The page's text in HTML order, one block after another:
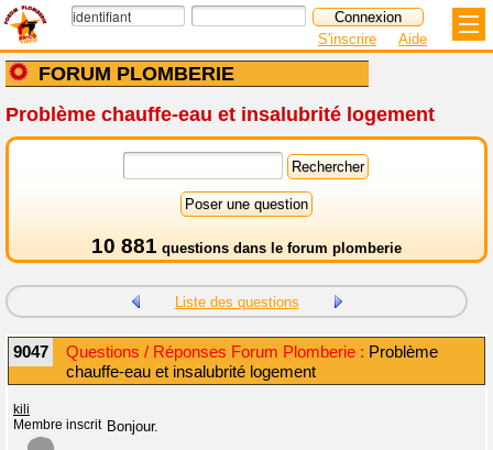
FORUM PLOMBERIE
S'inscrire Aide
Problème chauffe-eau et insalubrité logement
10 881 questions dans le forum plomberie
Liste des questions
9047 Questions / Réponses Forum Plomberie : Problème
chauffe-eau et insalubrité logement
kili
Membre inscrit Bonjour.